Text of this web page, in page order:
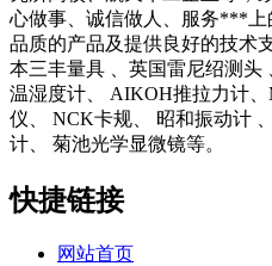
心做事、诚信做人、服务***
品质的产品及提供良好的技术
本三丰量具 、英国雷尼绍测头
温湿度计、 AIKOH推拉力计
仪、 NCK卡规、 昭和振动计
计、 菊池光学显微镜等。
快捷链接
网站首页